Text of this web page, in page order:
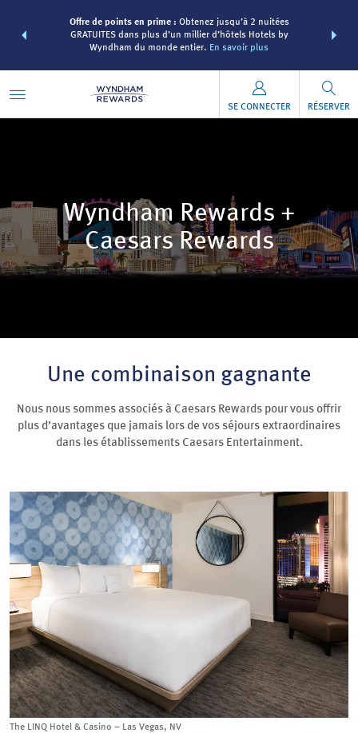
points
forfait.
Offre de points en prime : Obtenez jusqu’à 2 nuitées
GRATUITES dans plus d’un millier d’hôtels Hotels by
Wyndham du monde entier. En savoir plus
forfaits
Wyndham
SE CONNECTER RÉSERVER
Wyndham Rewards +
Caesars Rewards
Une combinaison gagnante
Nous nous sommes associés à Caesars Rewards pour vous offrir
plus d’avantages que jamais lors de vos séjours extraordinaires
dans les établissements Caesars Entertainment.
The LINQ Hotel & Casino – Las Vegas, NV